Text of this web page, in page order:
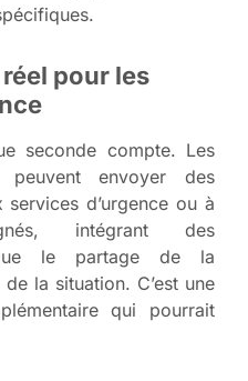
pour les
seconde compte. Les
peuvent envoyer des
d’urgence ou à
intégrant des
le partage de la
la situation. C’est une
qui pourrait